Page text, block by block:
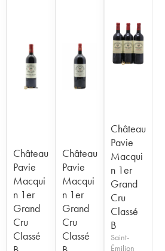
Château
Pavie
Macqui
n 1er
Grand
Cru
Classé
Château
Pavie
Macqui
n 1er
Grand
Cru
Classé
Château
Pavie
Macqui
n 1er
Grand
Cru
Classé
B
Saint-
Émilion